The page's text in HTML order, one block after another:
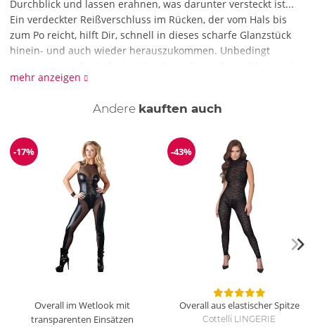
Durchblick und lassen erahnen, was darunter versteckt ist...
Ein verdeckter Reißverschluss im Rücken, der vom Hals bis
zum Po reicht, hilft Dir, schnell in dieses scharfe Glanzstück
hinein- und auch wieder herauszukommen. Unbedingt
so viel mehr zu bieten! Mithilfe der raffiniert platzierten
Deinen Nippeln die erhoffte Freiheit schenken. Noch
wenn er vollständig geöffnet wird, so wird das Ausziehen
wirklich überflüssig... Wenn das mal nicht absolut sexy ist!
Wie reinige ich diesen Overall?
Für diesen Overall empfehlen wir die schonende Handwäsche
mit Feinwaschmittel.
mehr anzeigen
Andere kauften auch
Reduzierung
-17%
Overall im Wetlook mit
transparenten Einsätzen
Reduzierung
-43%
Overall aus elastischer Spitze
Cottelli LINGERIE